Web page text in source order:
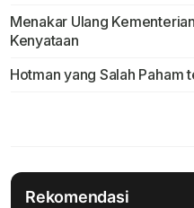
Menakar Ulang
Kenyataan
Hotman yang Salah Paham
Rekomendasi